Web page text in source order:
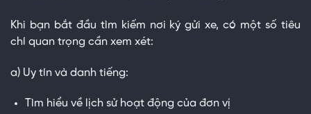
Khi bạn bắt đầu tìm kiếm nơi ký gửi xe, có một số tiêu
chí quan trọng cần xem xét:
a) Uy tín và danh tiếng:
Tìm hiểu về lịch sử hoạt động của đơn vị